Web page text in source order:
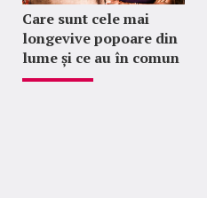
Care sunt cele mai
longevive popoare din
lume și ce au în comun